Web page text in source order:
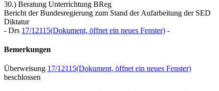
30.) Beratung Unterrichtung BReg
Bericht der Bundesregierung zum Stand der Aufarbeitung der SED
Diktatur
- Drs 17/12115(Dokument, öffnet ein neues Fenster) -
Bemerkungen
Überweisung 17/12115(Dokument, öffnet ein neues Fenster)
beschlossen